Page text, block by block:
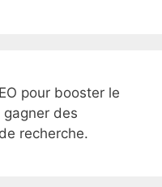
pour booster le
des
recherche.